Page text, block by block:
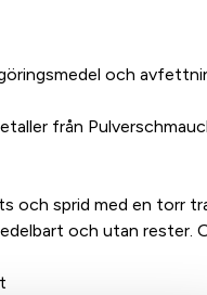
och
från
och sprid med en torr
och utan rester.